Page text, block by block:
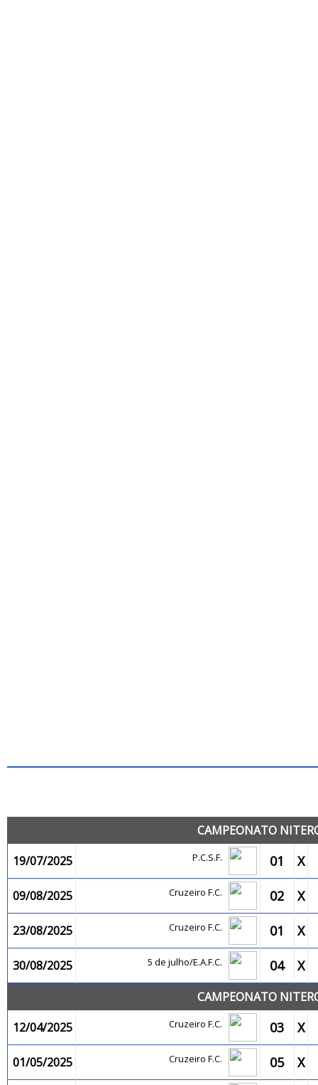
CAMPEONATO
19/07/2025
P.C.S.F. 01 X
09/08/2025 Cruzeiro F.C. 02 X
23/08/2025 Cruzeiro F.C. 01 X
30/08/2025 5 de julho/E.A.F.C. 04 X
CAMPEONATO
12/04/2025
Cruzeiro F.C. 03 X
01/05/2025 Cruzeiro F.C. 05 X